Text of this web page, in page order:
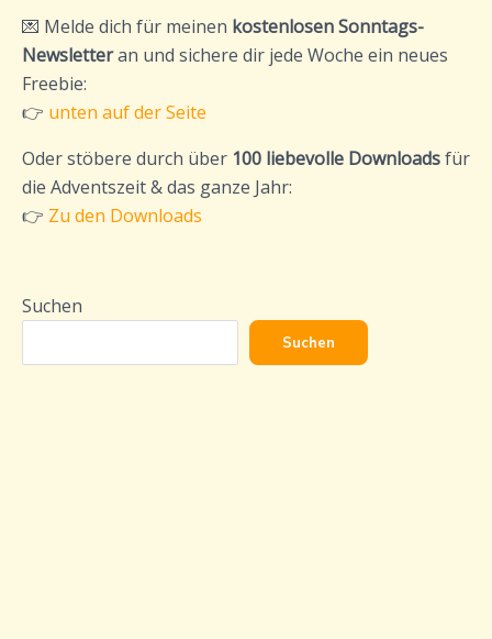
💌 Melde dich für meinen kostenlosen Sonntags-
Newsletteran und sichere dir jede Woche ein neues
Freebie:
👉 unten auf der Seite
Oder stöbere durch über 100 liebevolle Downloadsfür
die Adventszeit & das ganze Jahr:
👉 Zu den Downloads
Suchen
Suchen